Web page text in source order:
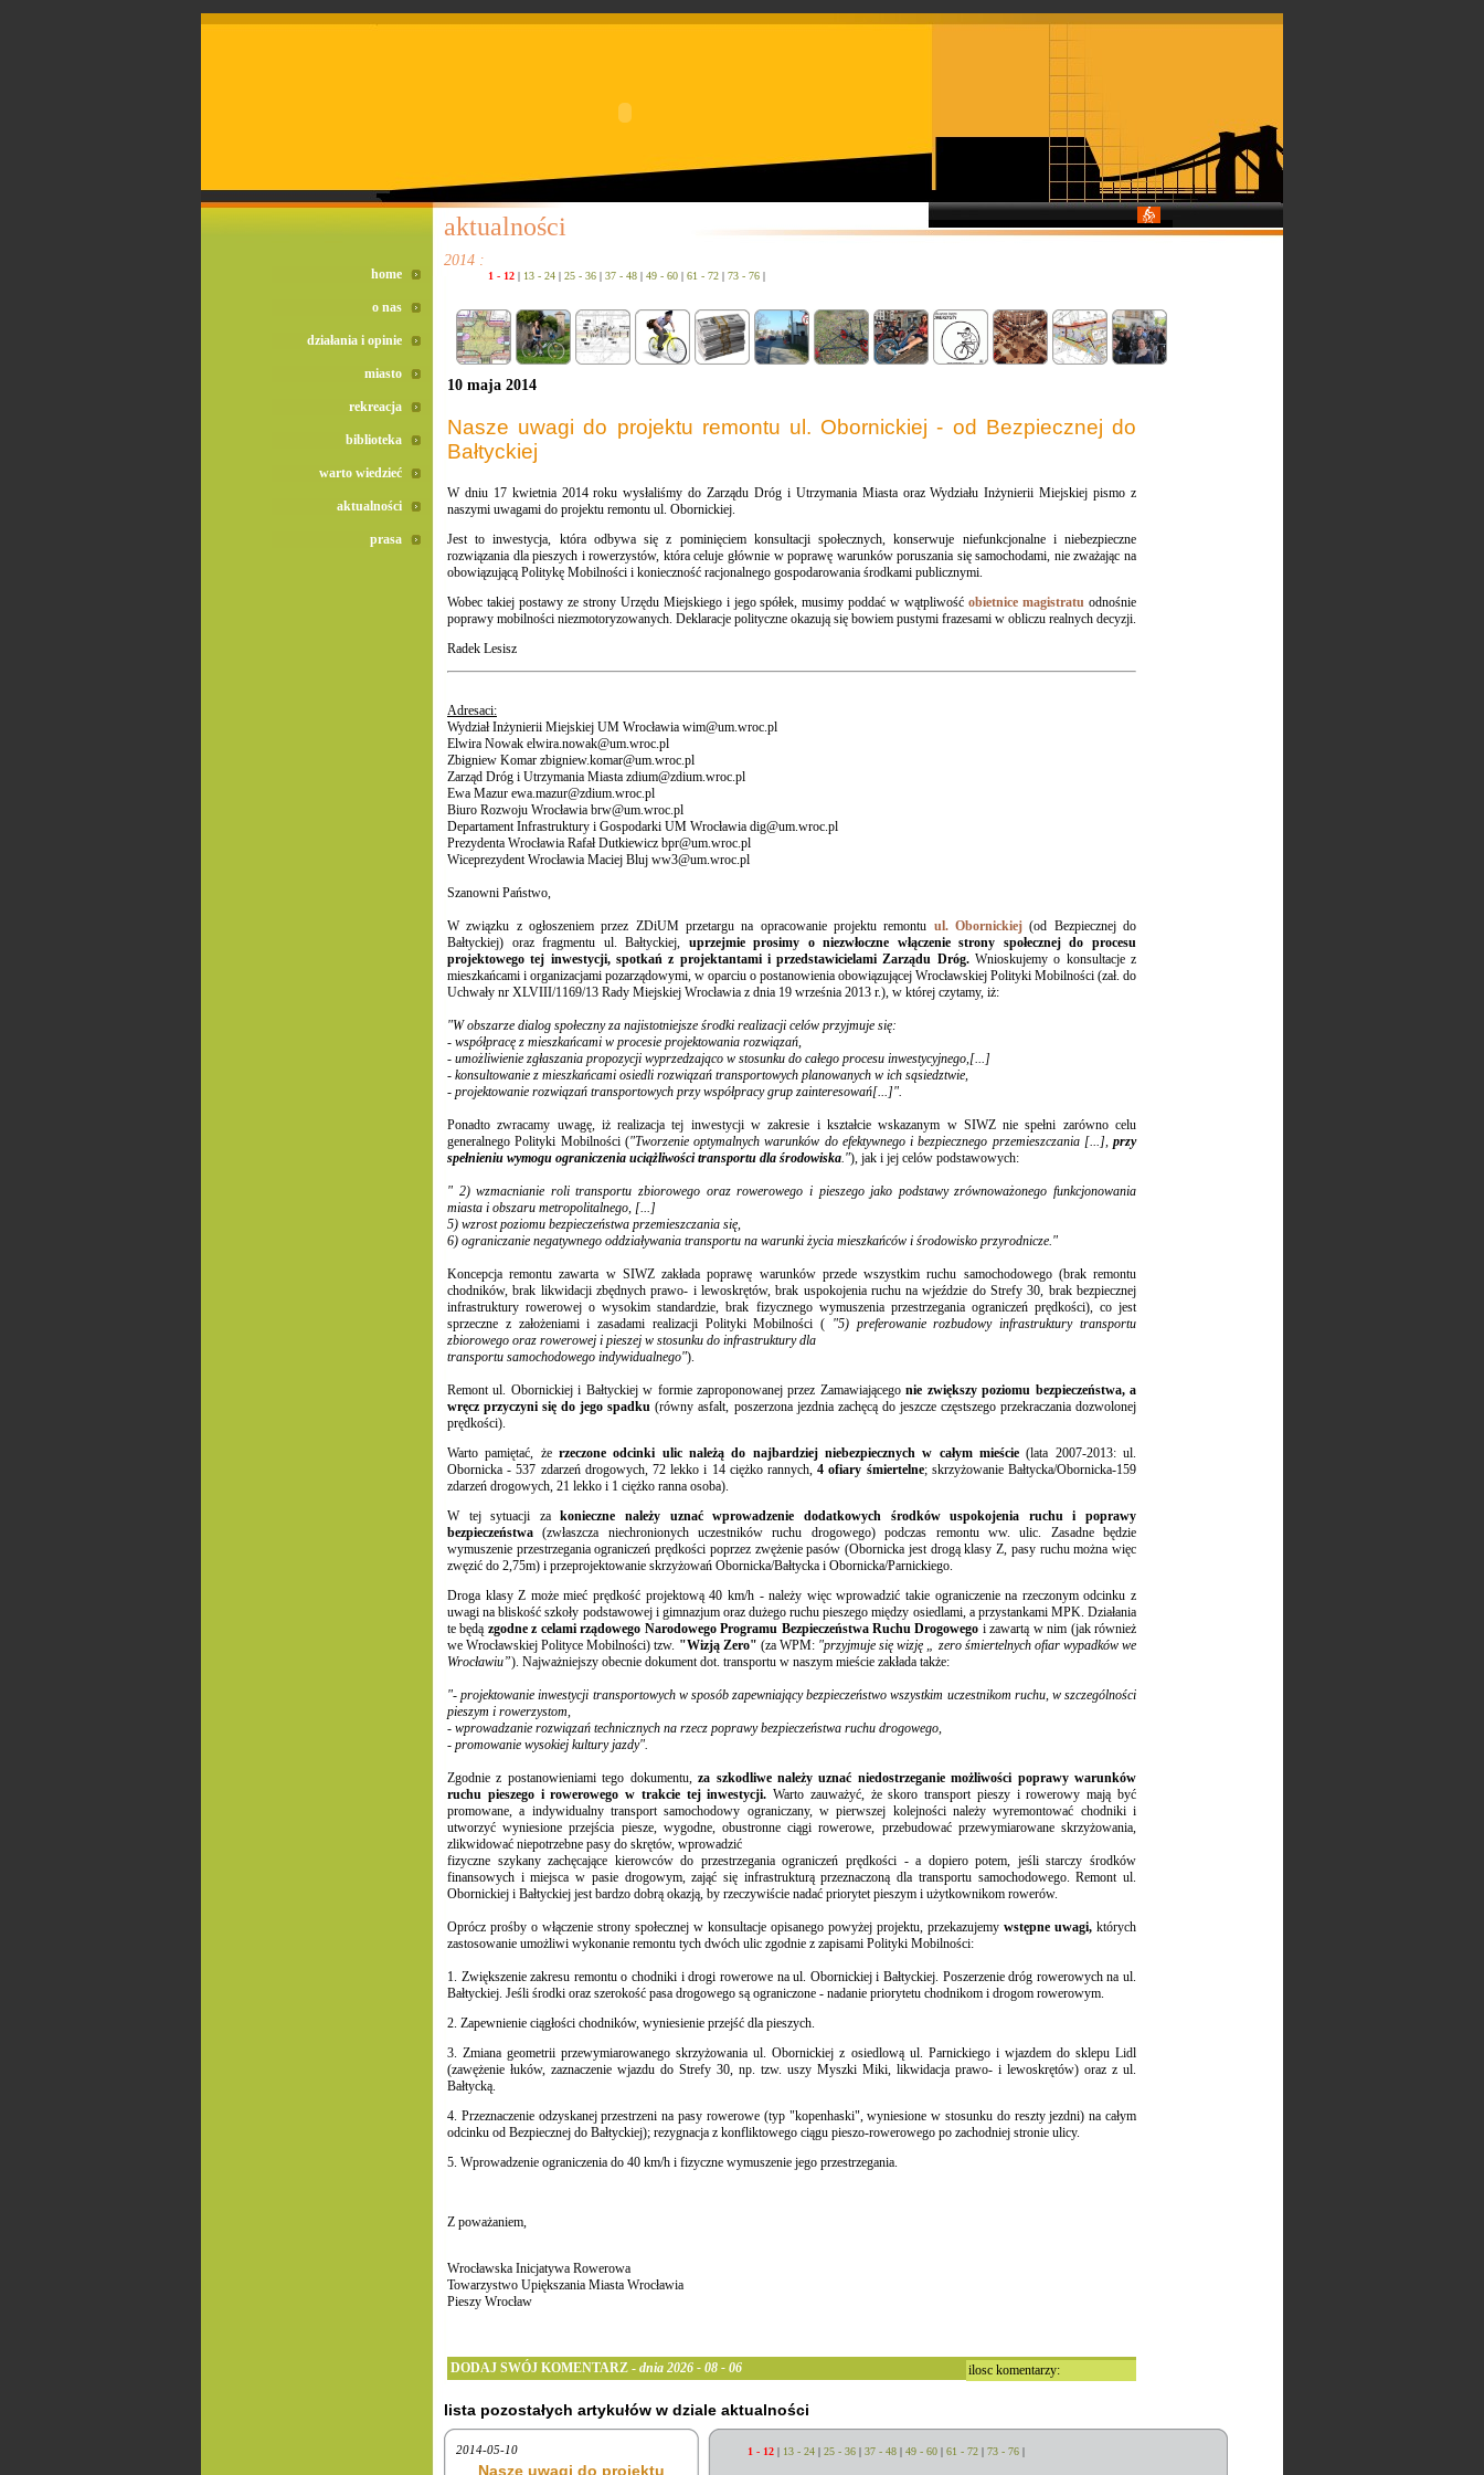
aktualności
2014 :
1 - 12 | 13 - 24 | 25 - 36 | 37 - 48 | 49 - 60 | 61 - 72 | 73 - 76 |
10 maja 2014
Nasze uwagi do projektu remontu ul. Obornickiej - od Bezpiecznej do
Bałtyckiej
W dniu 17 kwietnia 2014 roku wysłaliśmy do Zarządu Dróg i Utrzymania Miasta oraz Wydziału Inżynierii Miejskiej pismo z
naszymi uwagami do projektu remontu ul. Obornickiej.
Jest to inwestycja, która odbywa się z pominięciem konsultacji społecznych, konserwuje niefunkcjonalne i niebezpieczne
rozwiązania dla pieszych i rowerzystów, która celuje głównie w poprawę warunków poruszania się samochodami, nie zważając na
obowiązującą Politykę Mobilności i konieczność racjonalnego gospodarowania środkami publicznymi.
Wobec takiej postawy ze strony Urzędu Miejskiego i jego spółek, musimy poddać w wątpliwośćobietnice magistratu odnośnie
poprawy mobilności niezmotoryzowanych. Deklaracje polityczne okazują się bowiem pustymi frazesami w obliczu realnych decyzji.
Radek Lesisz
Adresaci:
Wydział Inżynierii Miejskiej UM Wrocławia wim@um.wroc.pl
Elwira Nowak elwira.nowak@um.wroc.pl
Zbigniew Komar zbigniew.komar@um.wroc.pl
Zarząd Dróg i Utrzymania Miasta zdium@zdium.wroc.pl
Ewa Mazur ewa.mazur@zdium.wroc.pl
Biuro Rozwoju Wrocławia brw@um.wroc.pl
Departament Infrastruktury i Gospodarki UM Wrocławia dig@um.wroc.pl
Prezydenta Wrocławia Rafał Dutkiewicz bpr@um.wroc.pl
Wiceprezydent Wrocławia Maciej Bluj ww3@um.wroc.pl
Szanowni Państwo,
W związku z ogłoszeniem przez ZDiUM przetargu na opracowanie projektu remontu ul. Obornickiej (od Bezpiecznej do
Bałtyckiej) oraz fragmentu ul. Bałtyckiej, uprzejmie prosimy o niezwłoczne włączenie strony społecznej do procesu
projektowego tej inwestycji, spotkań z projektantami i przedstawicielami Zarządu Dróg.Wnioskujemy o konsultacje z
mieszkańcami i organizacjami pozarządowymi, w oparciu o postanowienia obowiązującej Wrocławskiej Polityki Mobilności (zał. do
Uchwały nr XLVIII/1169/13 Rady Miejskiej Wrocławia z dnia 19 września 2013 r.), w której czytamy, iż:
"W obszarze dialog społeczny za najistotniejsze środki realizacji celów przyjmuje się:
- współpracę z mieszkańcami w procesie projektowania rozwiązań,
- umożliwienie zgłaszania propozycji wyprzedzająco w stosunku do całego procesu inwestycyjnego,[...]
- konsultowanie z mieszkańcami osiedli rozwiązań transportowych planowanych w ich sąsiedztwie,
- projektowanie rozwiązań transportowych przy współpracy grup zainteresowań[...]".
Ponadto zwracamy uwagę, iż realizacja tej inwestycji w zakresie i kształcie wskazanym w SIWZ nie spełni zarówno celu
generalnego Polityki Mobilności ("Tworzenie optymalnych warunków do efektywnego i bezpiecznego przemieszczania [...], przy
spełnieniu wymogu ograniczenia uciążliwości transportu dla środowiska."), jak i jej celów podstawowych:
" 2) wzmacnianie roli transportu zbiorowego oraz rowerowego i pieszego jako podstawy zrównoważonego funkcjonowania
miasta i obszaru metropolitalnego, [...]
5) wzrost poziomu bezpieczeństwa przemieszczania się,
6) ograniczanie negatywnego oddziaływania transportu na warunki życia mieszkańców i środowisko przyrodnicze."
Koncepcja remontu zawarta w SIWZ zakłada poprawę warunków przede wszystkim ruchu samochodowego (brak remontu
chodników, brak likwidacji zbędnych prawo- i lewoskrętów, brak uspokojenia ruchu na wjeździe do Strefy 30, brak bezpiecznej
infrastruktury rowerowej o wysokim standardzie, brak fizycznego wymuszenia przestrzegania ograniczeń prędkości), co jest
sprzeczne z założeniami i zasadami realizacji Polityki Mobilności ( "5) preferowanie rozbudowy infrastruktury transportu
zbiorowego oraz rowerowej i pieszej w stosunku do infrastruktury dla
transportu samochodowego indywidualnego").
Remont ul. Obornickiej i Bałtyckiej w formie zaproponowanej przez Zamawiającegonie zwiększy poziomu bezpieczeństwa, a
wręcz przyczyni się do jego spadku(równy asfalt, poszerzona jezdnia zachęcą do jeszcze częstszego przekraczania dozwolonej
prędkości).
Warto pamiętać, że rzeczone odcinki ulic należą do najbardziej niebezpiecznych w całym mieście(lata 2007-2013: ul.
Obornicka - 537 zdarzeń drogowych, 72 lekko i 14 ciężko rannych,4 ofiary śmiertelne; skrzyżowanie Bałtycka/Obornicka-159
zdarzeń drogowych, 21 lekko i 1 ciężko ranna osoba).
W tej sytuacji zakonieczne należy uznać wprowadzenie dodatkowych środków uspokojenia ruchu i poprawy
bezpieczeństwa(zwłaszcza niechronionych uczestników ruchu drogowego) podczas remontu ww. ulic. Zasadne będzie
wymuszenie przestrzegania ograniczeń prędkości poprzez zwężenie pasów (Obornicka jest drogą klasy Z, pasy ruchu można więc
zwęzić do 2,75m) i przeprojektowanie skrzyżowań Obornicka/Bałtycka i Obornicka/Parnickiego.
Droga klasy Z może mieć prędkość projektową 40 km/h - należy więc wprowadzić takie ograniczenie na rzeczonym odcinku z
uwagi na bliskość szkoły podstawowej i gimnazjum oraz dużego ruchu pieszego między osiedlami, a przystankami MPK. Działania
te będą zgodne z celami rządowego Narodowego Programu Bezpieczeństwa Ruchu Drogowego i zawartą w nim (jak również
we Wrocławskiej Polityce Mobilności) tzw. "Wizją Zero" (za WPM: "przyjmuje się wizję „ zero śmiertelnych ofiar wypadków we
Wrocławiu”). Najważniejszy obecnie dokument dot. transportu w naszym mieście zakłada także:
"- projektowanie inwestycji transportowych w sposób zapewniający bezpieczeństwo wszystkim uczestnikom ruchu, w szczególności
pieszym i rowerzystom,
- wprowadzanie rozwiązań technicznych na rzecz poprawy bezpieczeństwa ruchu drogowego,
- promowanie wysokiej kultury jazdy".
Zgodnie z postanowieniami tego dokumentu,za szkodliwe należy uznać niedostrzeganie możliwości poprawy warunków
ruchu pieszego i rowerowego w trakcie tej inwestycji.Warto zauważyć, że skoro transport pieszy i rowerowy mają być
promowane, a indywidualny transport samochodowy ograniczany, w pierwszej kolejności należy wyremontować chodniki i
utworzyć wyniesione przejścia piesze, wygodne, obustronne ciągi rowerowe, przebudować przewymiarowane skrzyżowania,
zlikwidować niepotrzebne pasy do skrętów, wprowadzić
fizyczne szykany zachęcające kierowców do przestrzegania ograniczeń prędkości - a dopiero potem, jeśli starczy środków
finansowych i miejsca w pasie drogowym, zająć się infrastrukturą przeznaczoną dla transportu samochodowego. Remont ul.
Obornickiej i Bałtyckiej jest bardzo dobrą okazją, by rzeczywiście nadać priorytet pieszym i użytkownikom rowerów.
Oprócz prośby o włączenie strony społecznej w konsultacje opisanego powyżej projektu, przekazujemy wstępne uwagi, których
zastosowanie umożliwi wykonanie remontu tych dwóch ulic zgodnie z zapisami Polityki Mobilności:
1. Zwiększenie zakresu remontu o chodniki i drogi rowerowe na ul. Obornickiej i Bałtyckiej. Poszerzenie dróg rowerowych na ul.
Bałtyckiej. Jeśli środki oraz szerokość pasa drogowego są ograniczone - nadanie priorytetu chodnikom i drogom rowerowym.
2. Zapewnienie ciągłości chodników, wyniesienie przejść dla pieszych.
3. Zmiana geometrii przewymiarowanego skrzyżowania ul. Obornickiej z osiedlową ul. Parnickiego i wjazdem do sklepu Lidl
(zawężenie łuków, zaznaczenie wjazdu do Strefy 30, np. tzw. uszy Myszki Miki, likwidacja prawo- i lewoskrętów) oraz z ul.
Bałtycką.
4. Przeznaczenie odzyskanej przestrzeni na pasy rowerowe (typ "kopenhaski", wyniesione w stosunku do reszty jezdni) na całym
odcinku od Bezpiecznej do Bałtyckiej); rezygnacja z konfliktowego ciągu pieszo-rowerowego po zachodniej stronie ulicy.
5. Wprowadzenie ograniczenia do 40 km/h i fizyczne wymuszenie jego przestrzegania.
Z poważaniem,
Wrocławska Inicjatywa Rowerowa
Towarzystwo Upiększania Miasta Wrocławia
Pieszy Wrocław
ilosc komentarzy:
DODAJ SWÓJ KOMENTARZ - dnia 2026 - 08 - 06
lista pozostałych artykułów w dziale aktualności
2014-05-10
Nasze uwagi do projektu
1 - 12 | 13 - 24 | 25 - 36 | 37 - 48 | 49 - 60 | 61 - 72 | 73 - 76 |
home
o nas
działania i opinie
miasto
rekreacja
biblioteka
warto wiedzieć
aktualności
prasa